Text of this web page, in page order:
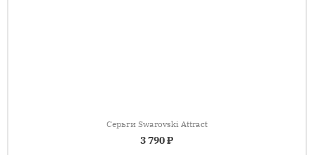
Серьги Swarovski Attract
3 790 ₽